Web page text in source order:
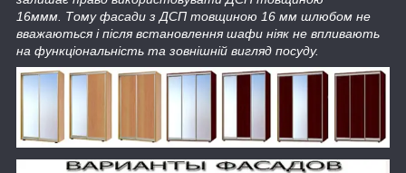
16ммм. Тому фасади з ДСП товщиною 16 мм шлюбом не
вважаються і після встановлення шафи ніяк не впливають
на функціональність та зовнішній вигляд посуду.